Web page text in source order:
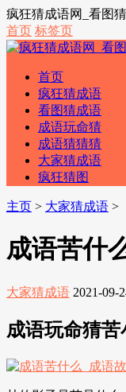
疯狂猜成语网_看图
首页 标签页
首页
疯狂猜成语
看图猜成语
成语玩命猜
成语猜猜猜
大家猜成语
疯狂猜图
主页 > 大家猜成语 >
成语苦什
大家猜成语 2021-09-
成语玩命猜